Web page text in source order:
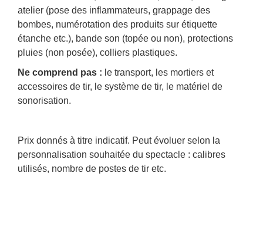
atelier (pose des inflammateurs, grappage des
bombes, numérotation des produits sur étiquette
étanche etc.), bande son (topée ou non), protections
pluies (non posée), colliers plastiques.
Ne comprend pas : le transport, les mortiers et
accessoires de tir, le système de tir, le matériel de
sonorisation.
Prix donnés à titre indicatif. Peut évoluer selon la
personnalisation souhaitée du spectacle : calibres
utilisés, nombre de postes de tir etc.